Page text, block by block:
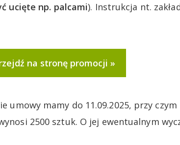
ucięte np. palcami). Instrukcja nt.
na stronę promocji
umowy mamy do 11.09.2025, przy
2500 sztuk. O jej ewentualnym